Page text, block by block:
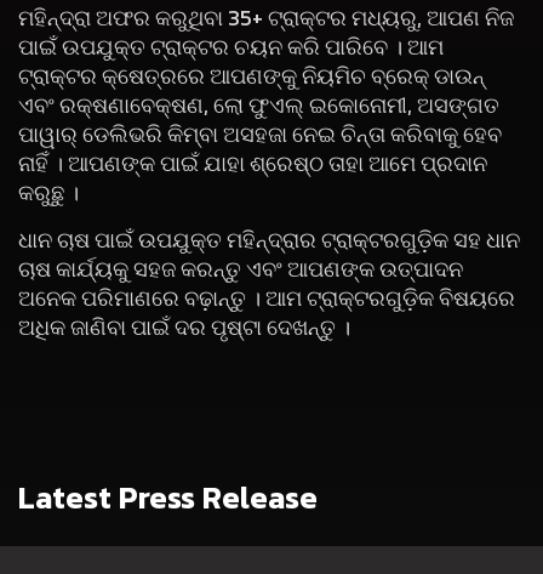
ମହିନ୍ଦ୍ରା ଅଫର କରୁଥିବା 35+ ଟ୍ରାକ୍ଟର ମଧ୍ୟରୁ, ଆପଣ ନିଜ
ପାଇଁ ଉପଯୁକ୍ତ ଟ୍ରାକ୍ଟର ଚୟନ କରି ପାରିବେ । ଆମ
ଟ୍ରାକ୍ଟର କ୍ଷେତ୍ରରେ ଆପଣଙ୍କୁ ନିୟମିଚ ବ୍ରେକ୍ ଡାଉନ୍
ଏବଂ ରକ୍ଷଣାବେକ୍ଷଣ, ଲୋ ଫୁଏଲ୍ ଇକୋନୋମୀ, ଅସଙ୍ଗତ
ପାୱାର୍ ଡେଲିଭରି କିମ୍ବା ଅସହଜା ନେଇ ଚିନ୍ତା କରିବାକୁ ହେବ
ନାହିଁ । ଆପଣଙ୍କ ପାଇଁ ଯାହା ଶ୍ରେଷ୍ଠ ତାହା ଆମେ ପ୍ରଦାନ
କରୁଛୁ ।
ଧାନ ଚାଷ ପାଇଁ ଉପଯୁକ୍ତ ମହିନ୍ଦ୍ରାର ଟ୍ରାକ୍ଟରଗୁଡ଼ିକ ସହ ଧାନ
ଚାଷ କାର୍ଯ୍ୟକୁ ସହଜ କରନ୍ତୁ ଏବଂ ଆପଣଙ୍କ ଉତ୍ପାଦନ
ଅନେକ ପରିମାଣରେ ବଢ଼ାନ୍ତୁ । ଆମ ଟ୍ରାକ୍ଟରଗୁଡ଼ିକ ବିଷୟରେ
ଅଧିକ ଜାଣିବା ପାଇଁ ଦର ପୃଷ୍ଟା ଦେଖନ୍ତୁ ।
Latest Press Release